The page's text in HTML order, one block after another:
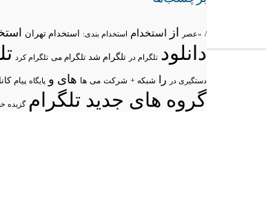
/ «عصر از استخدام استخدام بندی: استخدام تهران
دانلود تلگرام در تلگرام شد تلگرام می تلگرام کرد
دستگیری در را شبکه + شرکت می ها های و پایگاه پیام
گروه های جدید تلگرام گزیده